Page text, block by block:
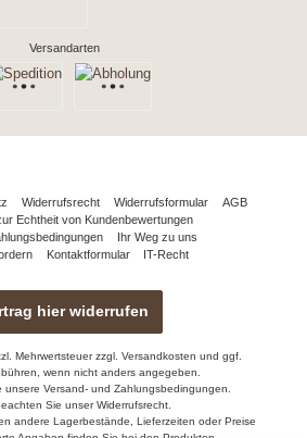
Versandarten
Widerrufsrecht Widerrufsformular
AGB
Echtheit von Kundenbewertungen
Ihr Weg zu uns
Kontaktformular IT-Recht
hier widerrufen
Mehrwertsteuer zzgl. Versandkosten und ggf.
wenn nicht anders angegeben.
unsere Versand- und Zahlungsbedingungen.
Sie unserWiderrufsrecht
andere Lagerbestände, Lieferzeiten oder Preise